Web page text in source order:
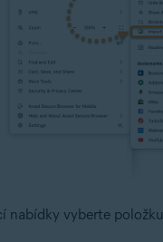
nabídky vyberte položku